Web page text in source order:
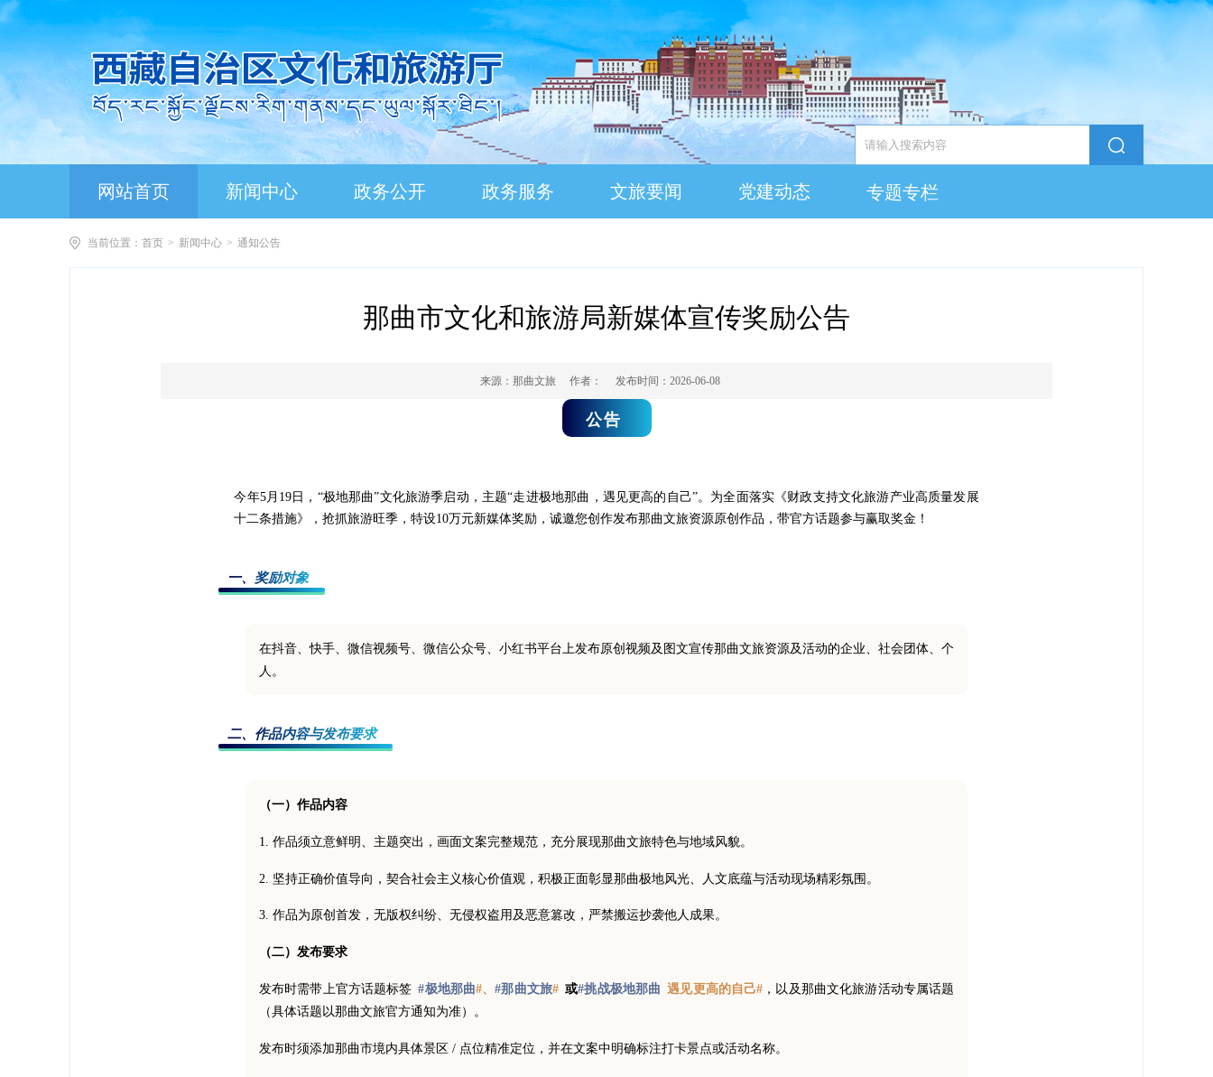
网站首页 新闻中心 政务公开 政务服务 文旅要闻 党建动态 专题专栏
当前位置： 首页 > 新闻中心 > 通知公告
那曲市文化和旅游局新媒体宣传奖励公告
来源： 那曲文旅 作者： 发布时间： 2026-06-08
公告
今年5月19日，“极地那曲”文化旅游季启动，主题“走进极地那曲，遇见更高的自己”。为全面落实《财政支持文化旅游产业高质量发展
十二条措施》，抢抓旅游旺季，特设10万元新媒体奖励，诚邀您创作发布那曲文旅资源原创作品，带官方话题参与赢取奖金！
一、奖励对象
在抖音、快手、微信视频号、微信公众号、小红书平台上发布原创视频及图文宣传那曲文旅资源及活动的企业、社会团体、个
人。
二、作品内容与发布要求
（一）作品内容
1. 作品须立意鲜明、主题突出，画面文案完整规范，充分展现那曲文旅特色与地域风貌。
2. 坚持正确价值导向，契合社会主义核心价值观，积极正面彰显那曲极地风光、人文底蕴与活动现场精彩氛围。
3. 作品为原创首发，无版权纠纷、无侵权盗用及恶意篡改，严禁搬运抄袭他人成果。
（二）发布要求
发布时需带上官方话题标签#极地那曲#、#那曲文旅# 或#挑战极地那曲 遇见更高的自己# ，以及那曲文化旅游活动专属话题
（具体话题以那曲文旅官方通知为准）。
发布时须添加那曲市境内具体景区 / 点位精准定位，并在文案中明确标注打卡景点或活动名称。